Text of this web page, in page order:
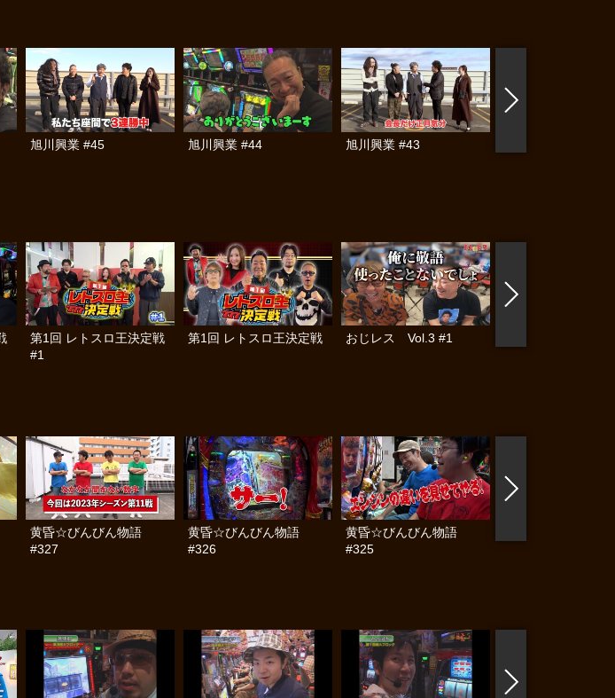
旭川興業 #45 旭川興業 #44 旭川興業 #43
第1回 レトスロ王決定戦
#1
第1回 レトスロ王決定戦 おじレス Vol.3 #1
黄昏☆びんびん物語
#327
黄昏☆びんびん物語
#326
黄昏☆びんびん物語
#325